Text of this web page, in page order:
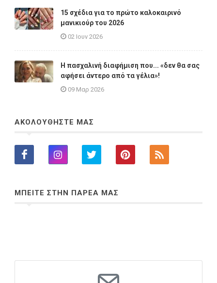
15 σχέδια για το πρώτο καλοκαιρινό
μανικιούρ του 2026
02 Ιουν 2026
Η πασχαλινή διαφήμιση που... «δεν θα σας
αφήσει άντερο από τα γέλια»!
09 Μαρ 2026
ΑΚΟΛΟΥΘΗΣΤΕ ΜΑΣ
ΜΠΕΙΤΕ ΣΤΗΝ ΠΑΡΕΑ ΜΑΣ